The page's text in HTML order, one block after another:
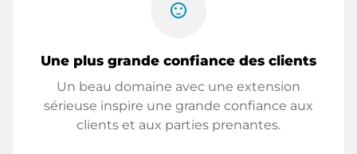
sentiment_satisfied
Une plus grande confiance des clients
Un beau domaine avec une extension
sérieuse inspire une grande confiance aux
clients et aux parties prenantes.